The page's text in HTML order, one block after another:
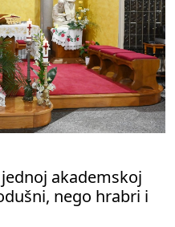
akademskoj
nego hrabri i